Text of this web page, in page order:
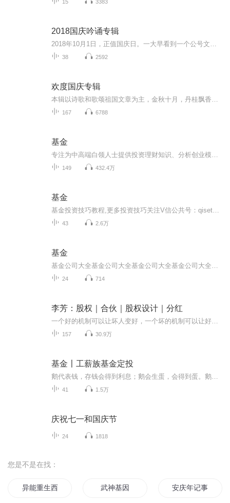
15 3383
2018国庆吟诵专辑
38 2592
欢度国庆专辑
167 6788
基金
149 432.4万
基金
43 2.6万
基金
24 714
李芳：股权｜合伙｜股权设计｜分红
157 30.9万
基金〡工薪族基金定投
41 1.5万
庆祝七一和国庆节
24 1818
您是不是在找：
异能重生西门庆 武神基因 安庆年记事